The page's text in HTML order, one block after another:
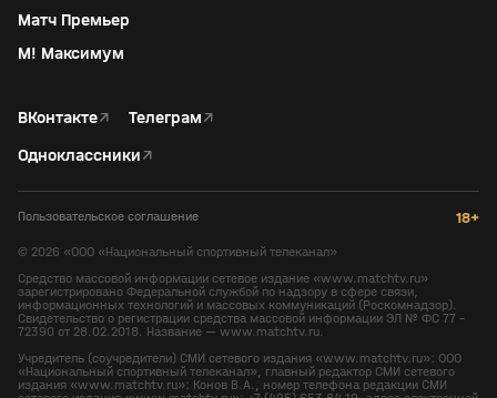
Матч Премьер
М! Максимум
ВКонтакте↗ Телеграм↗
Одноклассники↗
Пользовательское соглашение 18+
© 2026 «ООО «Национальный спортивный телеканал»
Средство массовой информации сетевое издание «www.matchtv.ru»
зарегистрировано Федеральной службой по надзору в сфере связи,
информационных технологий и массовых коммуникаций (Роскомнадзор).
Свидетельство о регистрации средства массовой информации ЭЛ № ФС 77 -
72390 от 28.02.2018. Название — www.matchtv.ru.
Учредитель (соучредители) СМИ сетевого издания «www.matchtv.ru»: ООО
«Национальный спортивный телеканал», главный редактор СМИ сетевого
издания «www.matchtv.ru»: Конов В.А., номер телефона редакции СМИ